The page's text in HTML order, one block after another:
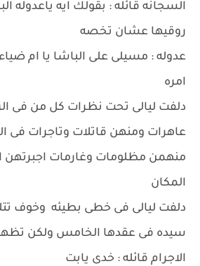
السجانه قائله : بقولك ايه ياعدوله
روقيها عشان تخصه
عدوله : مسيلى على الباشا يا ام
امره
دلفت ليالى تحت نظرات كل من فى
عاهرات ومنهن قاتلات وتاجرات فى
منهمن مظلومات وغارمات اجبرتهن
المكان
دلفت ليالى فى خطى بطيئه وخوف
سيده فى عقدها الخامس ولكن
الاجرام قائله : خدى يابت